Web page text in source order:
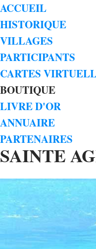
ACCUEIL
HISTORIQUE
VILLAGES
PARTICIPANTS
CARTES
BOUTIQUE
LIVRE D'OR
ANNUAIRE
PARTENAIRES
SAINTE